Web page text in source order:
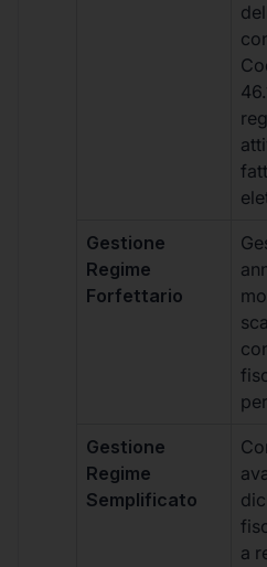
Gestione
Regime
Forfettario
Gestione
Regime
Semplificato
a